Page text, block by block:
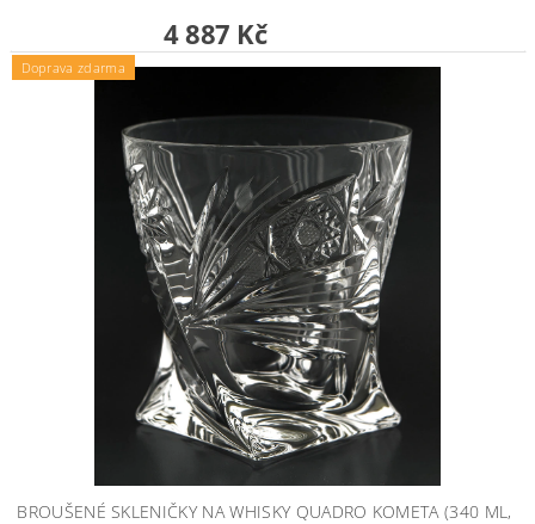
4 887 Kč
Doprava zdarma
BROUŠENÉ SKLENIČKY NA WHISKY QUADRO KOMETA (340 ML,